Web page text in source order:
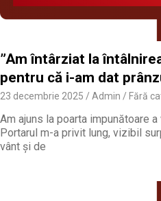
”Am întârziat la
pentru că i-am dat
23 decembrie 2025 Admin Fără
Am ajuns la poarta impunătoare
Portarul m-a privit lung, vizibil
vânt și de